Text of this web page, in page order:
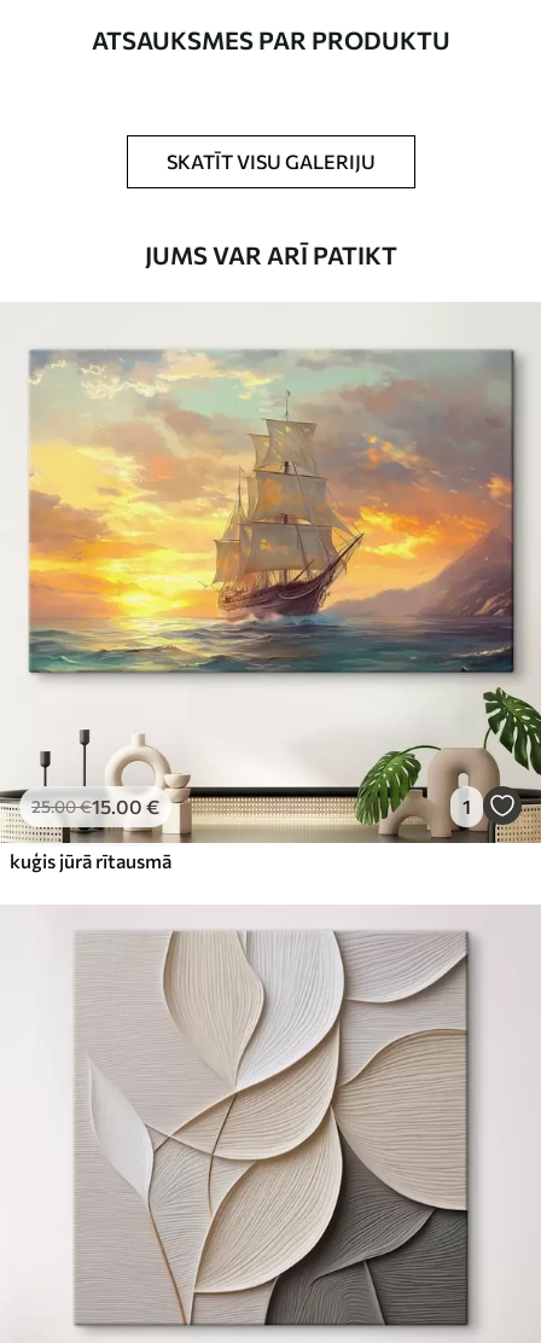
Jūs varat pievienot lakas pārklājumu.
No15.00€
Premium
Eco-Premium
No23.00 €
ATSAUKSMES PAR PRODUKTU
SKATĪT VISU GALERIJU
JUMS VAR ARĪ PATIKT
25.00€15.00 € 1
kuģis jūrā rītausmā